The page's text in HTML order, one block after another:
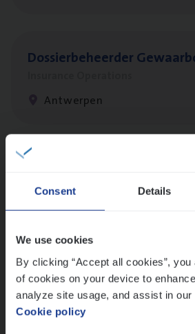
Consent Details
We use cookies
By clicking “Accept all cookies”,
of cookies on your device to
analyze site usage, and assist in
Cookie policy
Dos­sier­be­heer­der
Antwerpen
Hospitalisatieverzekeringen
Client Exe­cu­ti­ve Marine
Insurance Operations